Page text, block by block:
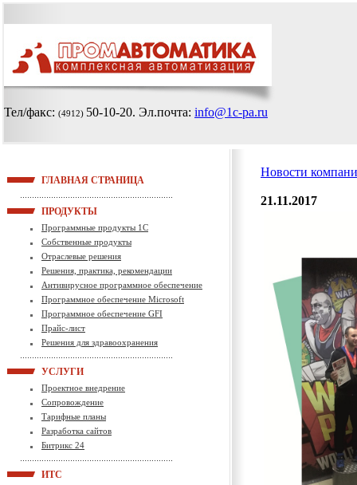
Тел/факс: (4912) 50-10-20. Эл.почта: info@1c-pa.ru
ГЛАВНАЯ СТРАНИЦА
ПРОДУКТЫ
Программные продукты 1С
Собственные продукты
Отраслевые решения
Решения, практика, рекомендации
Антивирусное программное обеспечение
Программное обеспечение Microsoft
Программное обеспечение GFI
Прайс-лист
Решения для здравоохранения
УСЛУГИ
Проектное внедрение
Сопровождение
Тарифные планы
Разработка сайтов
Битрикс 24
ИТС
Новости
21.11.2017